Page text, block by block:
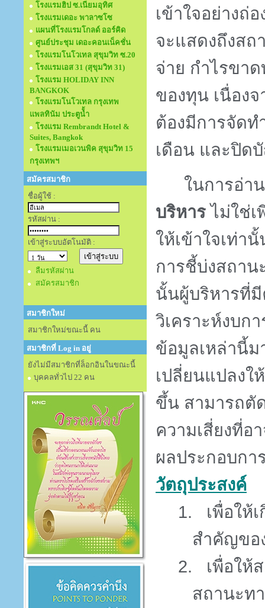
โรงแรมฮิป ซ.เนียมอุทิศ
โรงแรมเดอะ พาลาซโซ
แผนที่โรงแรมโกลด์ ออร์คิด
ศูนย์ประชุม เดอะคอนเน็คชั่น
โรงแรมโนโวเทล สุขุมวิท ซ.20
โรงแรมเอส 31 (สุขุมวิท 31)
โรงแรม HOLIDAY INN
BANGKOK
โรงแรมโนโวเทล กรุงเทพ
แพลทินัม ประตูนั้ำ
โรงแรม Rembrandt Hotel &
Suites, Bangkok
โรงแรมเมอเวนพิค สุขุมวิท 15
กรุงเทพฯ
สมัครสมาชิก
ชื่อผู้ใช้ :
รหัสผ่าน :
เข้าสู่ระบบอัตโนมัติ :
ลืมรหัสผ่าน
สมัครสมาชิก
สมาชิกใหม่
สมาชิกใหม่ขณะนี้ คน
สมาชิกที่ Log in อยู่
ยังไม่มีสมาชิกที่ล็อกอินในขณะนี้
บุคคลทั่วไป 22 คน
เข้าใจอย่างถ่
จะแสดงถึงสถ
จ่าย กำไรขา
ของทุน เนื่อง
ต้องมีการจัดท
เดือน และปิ
ในการอ่า
บริหาร ไม่ใช่
ให้เข้าใจเท่า
การชี้บ่งสถาน
นั้นผู้บริหารที่
วิเคราะห์งบก
ข้อมูลเหล่านี้ม
เปลี่ยนแปลงใ
ขึ้น สามารถตั
ความเสี่ยงที่อ
ผลประกอบก
วัตถุประสงค์
1.
เพื่อให้
สำคัญขอ
2.
เพื่อให้
สถานะท